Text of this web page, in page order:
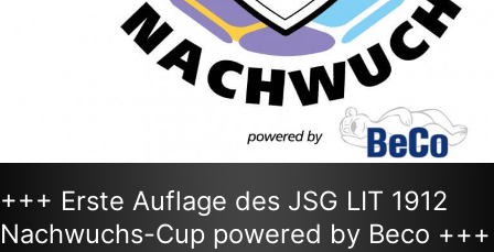
+++ Erste Auflage des JSG LIT 1912
Nachwuchs-Cup powered by Beco +++